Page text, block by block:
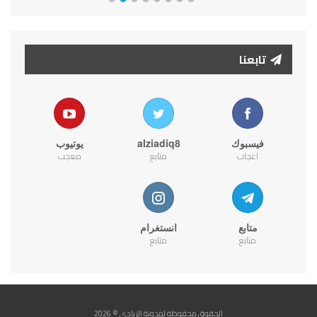
تابعنا
فيسبوك
اعجاب
alziadiq8
متابع
يوتيوب
معجب
متابع
متابع
انستغرام
متابع
الحقوق محفوظة لمدونة الزيادي © 2026